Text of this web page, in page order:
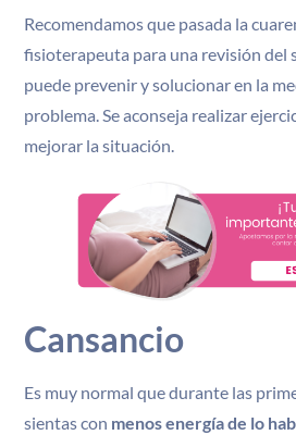
Recomendamos que pasada la
fisioterapeuta para una revisión del
puede prevenir y solucionar en la
problema. Se aconseja realizar
mejorar la situación.
Cansancio
Es muy normal que durante las
sientas con menos energía de lo